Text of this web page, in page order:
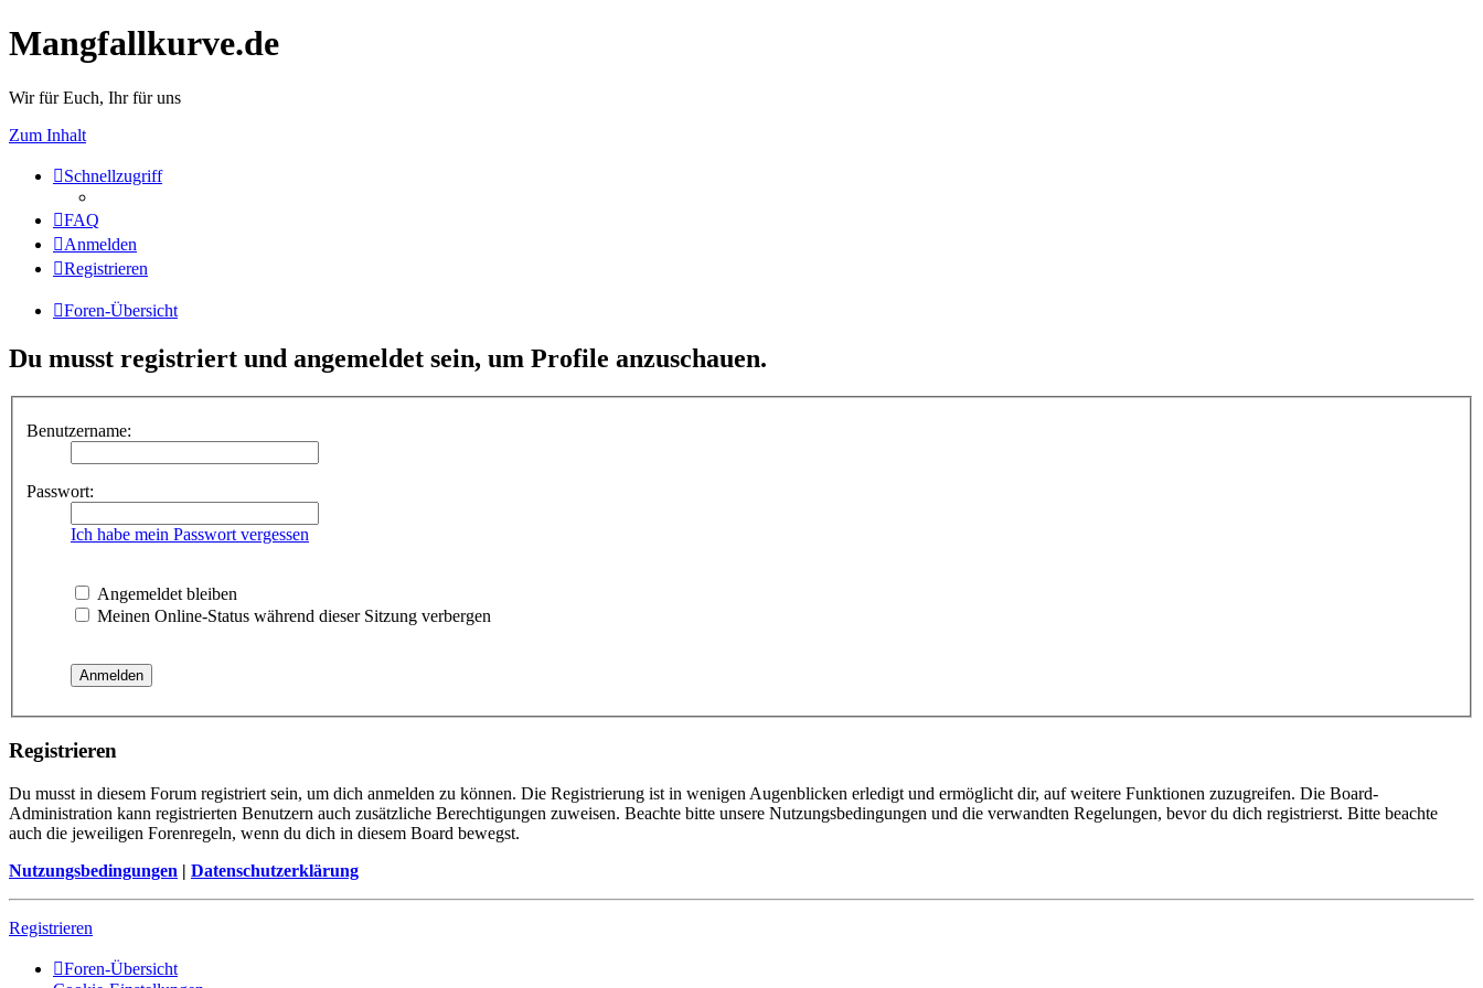
Mangfallkurve.de
Wir für Euch, Ihr für uns
Zum Inhalt
Schnellzugriff
FAQ
Anmelden
Registrieren
Foren-Übersicht
Du musst registriert und angemeldet sein, um Profile anzuschauen.
Benutzername:
Passwort:
Ich habe mein Passwort vergessen
Angemeldet bleiben
Meinen Online-Status während dieser Sitzung verbergen
Registrieren
Du musst in diesem Forum registriert sein, um dich anmelden zu können. Die Registrierung ist in wenigen Augenblicken erledigt und ermöglicht dir, auf weitere Funktionen zuzugreifen. Die Board-
Administration kann registrierten Benutzern auch zusätzliche Berechtigungen zuweisen. Beachte bitte unsere Nutzungsbedingungen und die verwandten Regelungen, bevor du dich registrierst. Bitte beachte
auch die jeweiligen Forenregeln, wenn du dich in diesem Board bewegst.
Nutzungsbedingungen | Datenschutzerklärung
Registrieren
Foren-Übersicht